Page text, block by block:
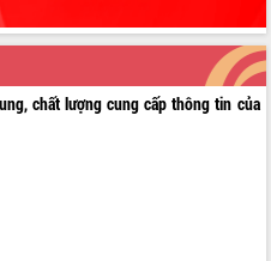
chất lượng cung cấp thông tin của